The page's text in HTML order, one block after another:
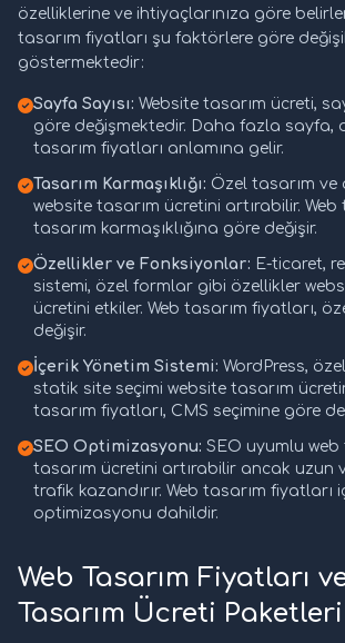
özelliklerine ve ihtiyaçlarınıza göre
tasarım fiyatları şu faktörlere göre
göstermektedir:
Sayfa Sayısı: Website tasarım ücreti,
göre değişmektedir. Daha fazla sayfa,
tasarım fiyatları anlamına gelir.
Tasarım Karmaşıklığı: Özel tasarım
website tasarım ücretini artırabilir. Web
tasarım karmaşıklığına göre değişir.
Özellikler ve Fonksiyonlar: E-ticaret,
sistemi, özel formlar gibi özellikler
ücretini etkiler. Web tasarım fiyatları,
değişir.
İçerik Yönetim Sistemi: WordPress,
statik site seçimi website tasarım
tasarım fiyatları, CMS seçimine göre
SEO Optimizasyonu: SEO uyumlu web
tasarım ücretini artırabilir ancak uzun
trafik kazandırır. Web tasarım fiyatları
optimizasyonu dahildir.
Web Tasarım Fiyatları
Tasarım Ücreti Paketleri